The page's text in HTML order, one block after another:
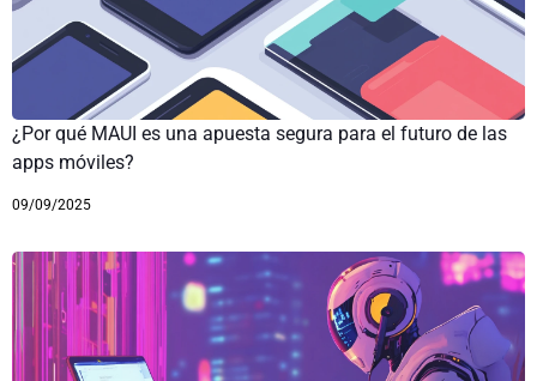
¿Por qué MAUI es una apuesta segura para el futuro de las
apps móviles?
09/09/2025